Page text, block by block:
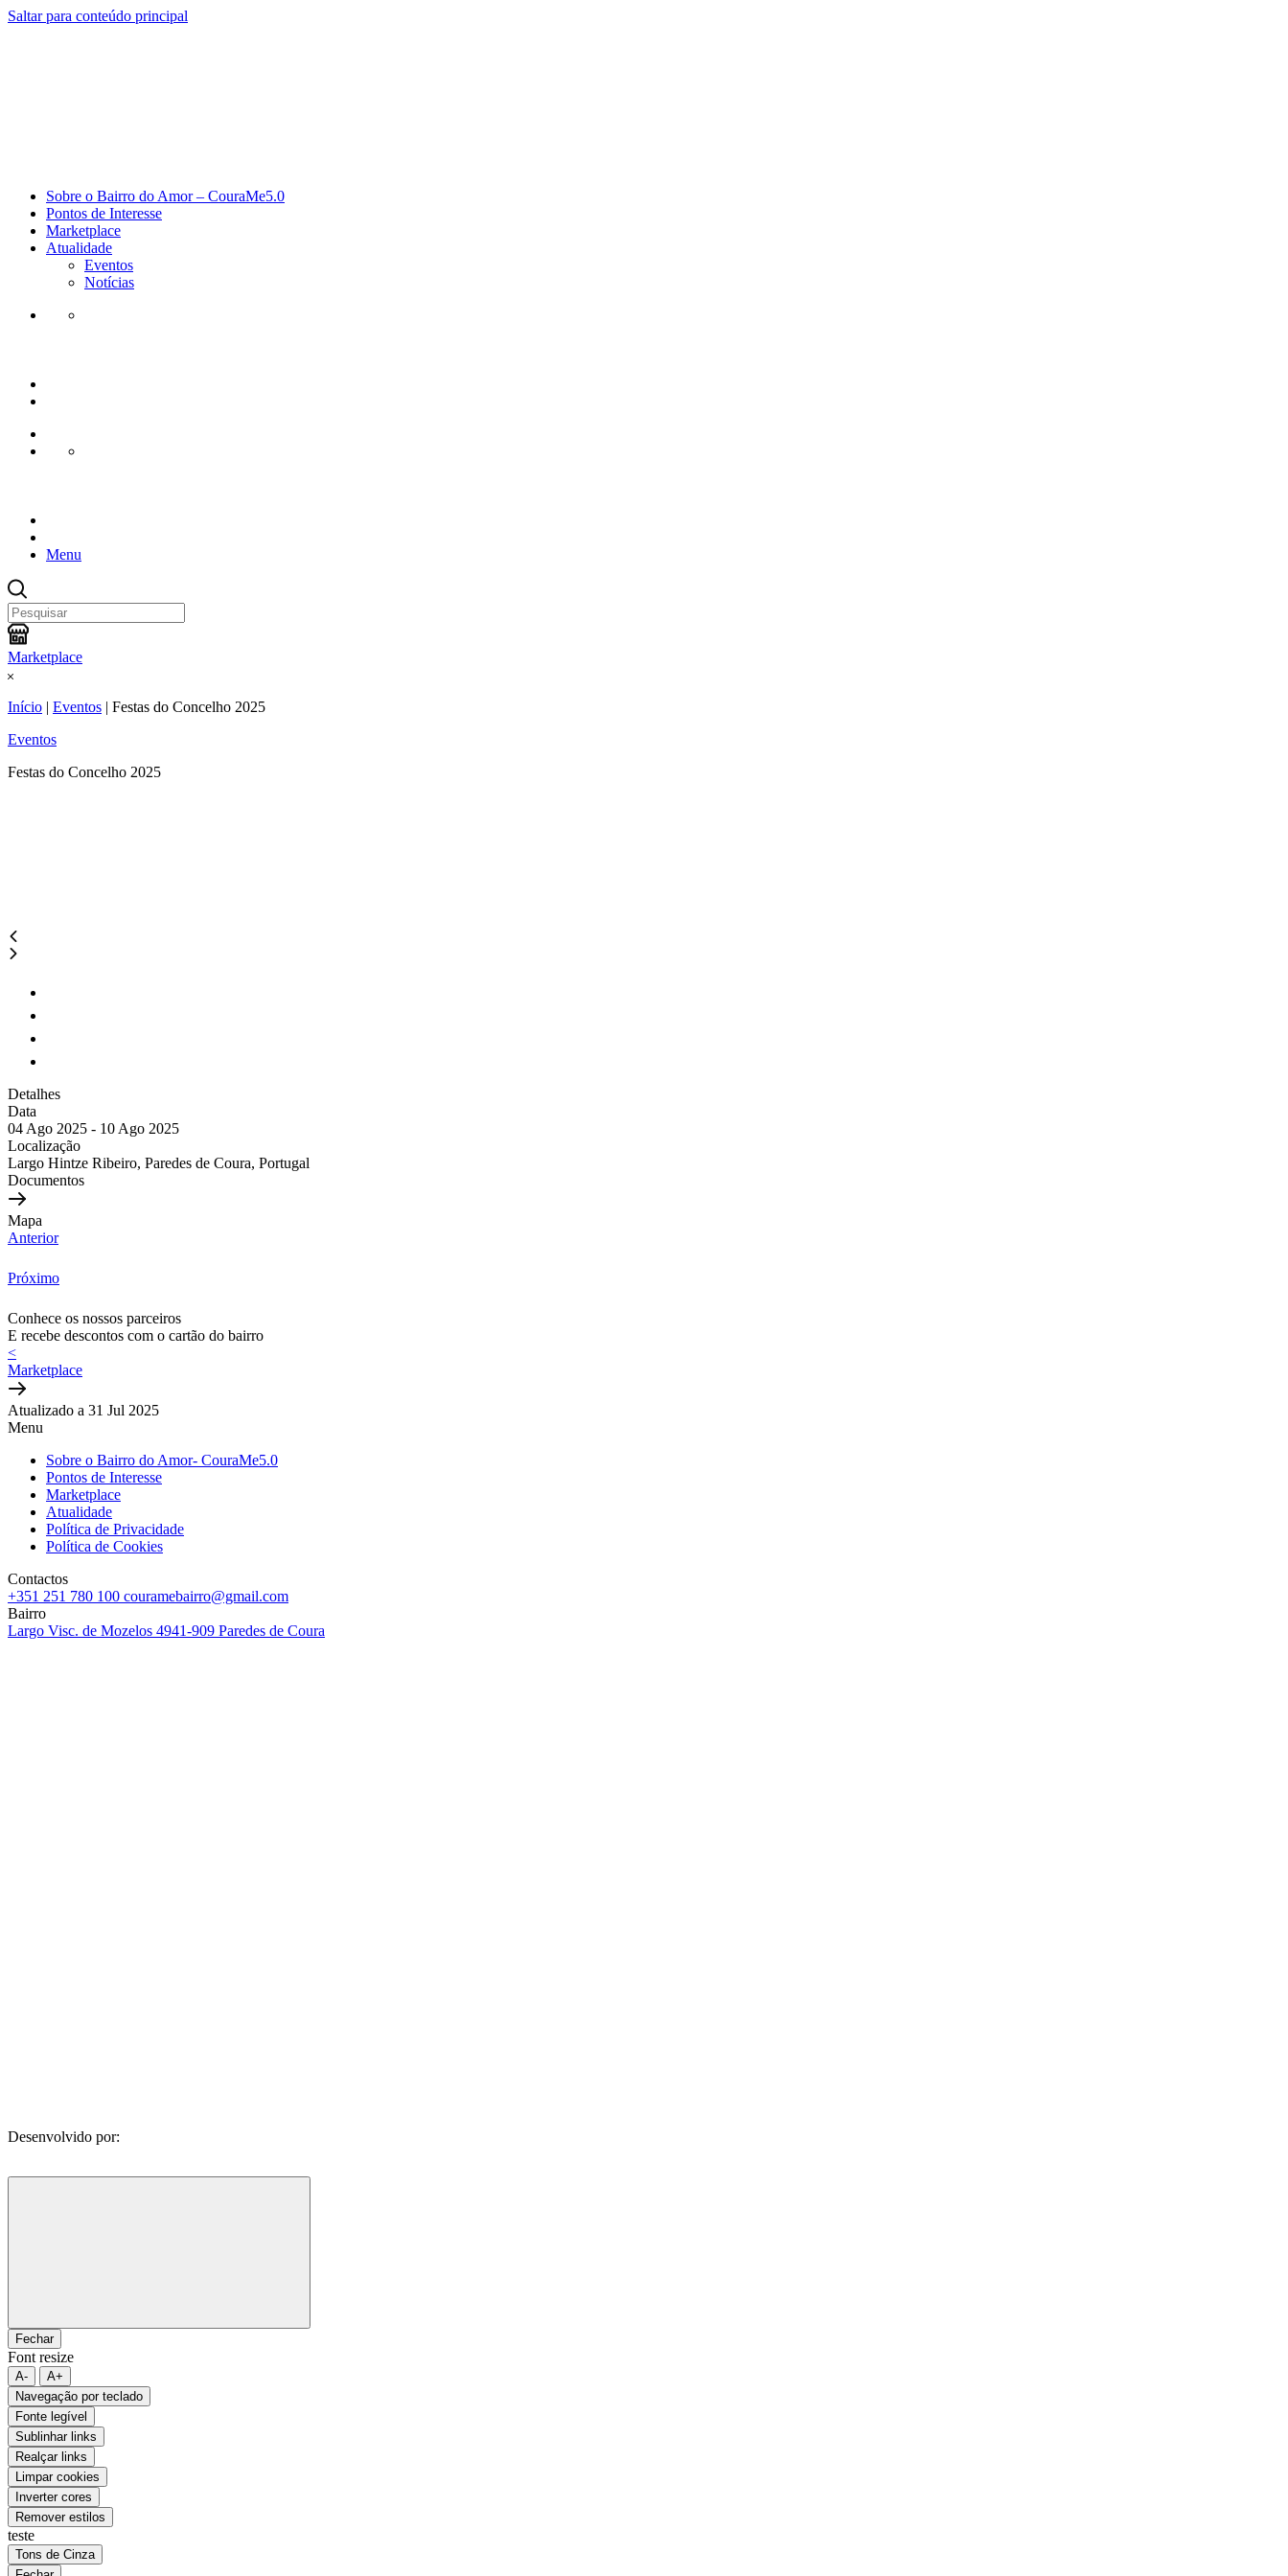
Saltar para conteúdo principal
Sobre o Bairro do Amor – CouraMe5.0
Pontos de Interesse
Marketplace
Atualidade
Eventos
Notícias
Menu
Marketplace
Início | Eventos | Festas do Concelho 2025
Eventos
Festas do Concelho 2025
Detalhes
Data
04 Ago 2025 - 10 Ago 2025
Localização
Largo Hintze Ribeiro, Paredes de Coura, Portugal
Documentos
Mapa
Anterior
Próximo
Conhece os nossos parceiros
E recebe descontos com o cartão do bairro
<
Marketplace
Atualizado a 31 Jul 2025
Menu
Sobre o Bairro do Amor- CouraMe5.0
Pontos de Interesse
Marketplace
Atualidade
Política de Privacidade
Política de Cookies
Contactos
+351 251 780 100 couramebairro@gmail.com
Bairro
Largo Visc. de Mozelos 4941-909 Paredes de Coura
Desenvolvido por:
Fechar
Font resize
A-
A+
Navegação por teclado
Fonte legível
Sublinhar links
Realçar links
Limpar cookies
Inverter cores
Remover estilos
teste
Tons de Cinza